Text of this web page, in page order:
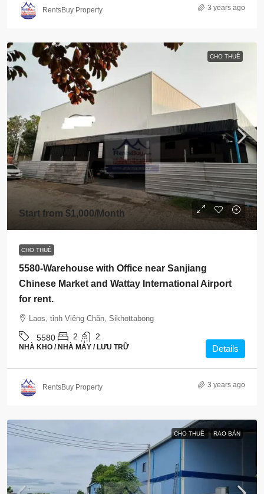
RentsBuy Property 3 years ago
CHO THUÊ
Start from $1,000/Month
CHO THUÊ
5580-Warehouse with Office near Sanjiang
Chinese Market and Wattay International Airport
for rent.
Laos, tỉnh Viêng Chăn, Sikhottabong
5580 2 2
NHÀ KHO / NHÀ MÁY / LƯU TRỮ Details
RentsBuy Property 3 years ago
CHO THUÊ RAO BÁN